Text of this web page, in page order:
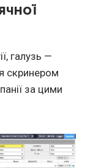
галузь —
скринером
за цими